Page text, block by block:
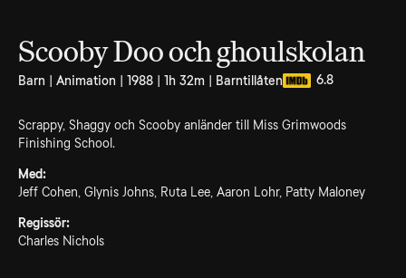
Scooby Doo och ghoulskolan
Barn | Animation | 1988 | 1h 32m | Barntillåten 6.8
Scrappy, Shaggy och Scooby anländer till Miss Grimwoods
Finishing School.
Med:
Jeff Cohen, Glynis Johns, Ruta Lee, Aaron Lohr, Patty Maloney
Regissör:
Charles Nichols